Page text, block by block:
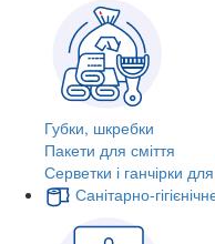
Губки, шкребки
Пакети для сміття
Серветки і ганчірки
Санітарно-